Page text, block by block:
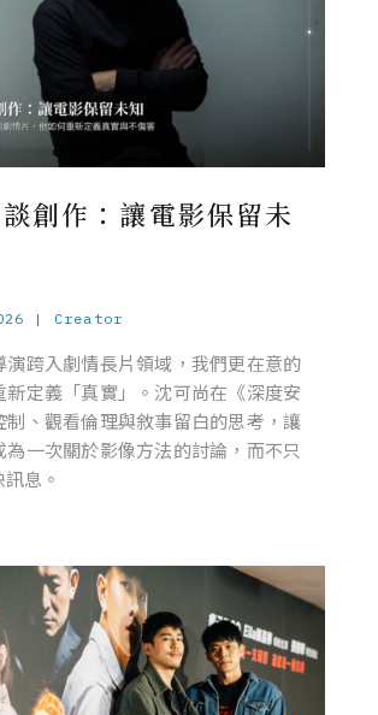
創作：讓電影保留未
| Creator
演跨入劇情長片領域，我們更在意的
新定義「真實」。沈可尚在《深度安
制、觀看倫理與敘事留白的思考，讓
為一次關於影像方法的討論，而不只
息。